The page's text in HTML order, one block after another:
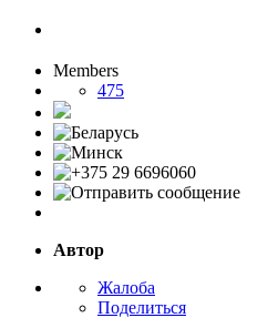
Members
475
Автор
Жалоба
Поделиться